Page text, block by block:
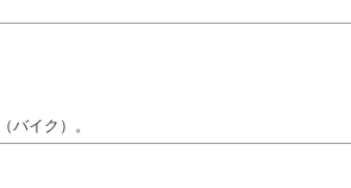
バイク）。